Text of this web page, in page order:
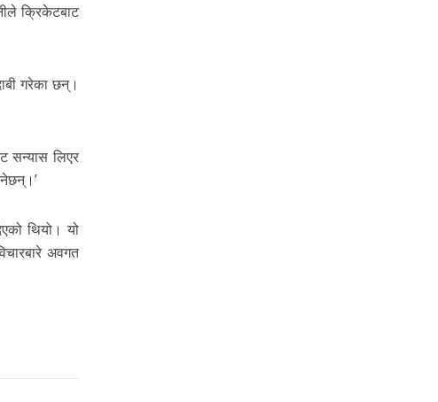
क्रिकेटबाट
गरेका छन्।
सन्यास लिएर
थियो। यो
अवगत